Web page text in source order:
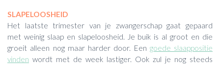
SLAPELOOSHEID
Het laatste trimester van je zwangerschap gaat gepaard
met weinig slaap en slapeloosheid. Je buik is al groot en die
groeit alleen nog maar harder door. Een goede slaappositie
vinden wordt met de week lastiger. Ook zul je nog steeds